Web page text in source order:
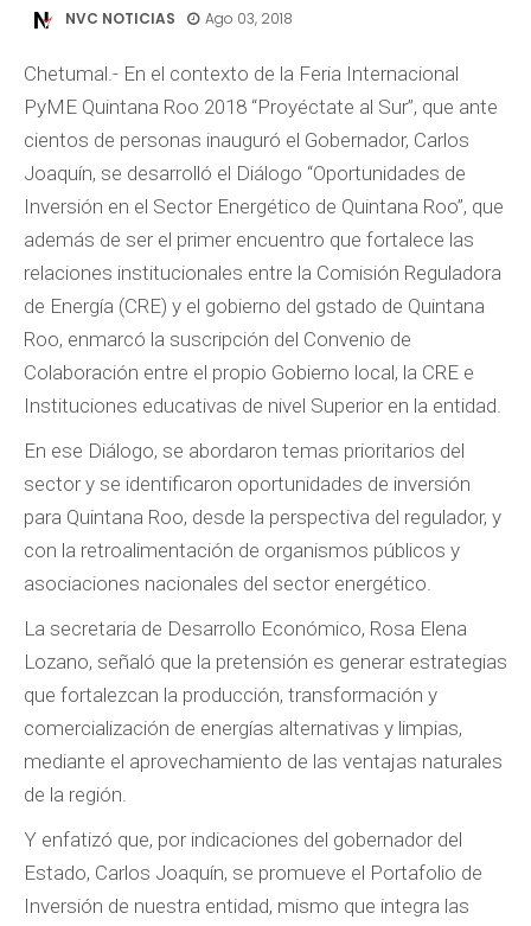
NVC NOTICIAS Ago 03, 2018
Chetumal.- En el contexto de la Feria Internacional
PyME Quintana Roo 2018 “Proyéctate al Sur”, que ante
cientos de personas inauguró el Gobernador, Carlos
Joaquín, se desarrolló el Diálogo “Oportunidades de
Inversión en el Sector Energético de Quintana Roo”, que
además de ser el primer encuentro que fortalece las
relaciones institucionales entre la Comisión Reguladora
de Energía (CRE) y el gobierno del gstado de Quintana
Roo, enmarcó la suscripción del Convenio de
Colaboración entre el propio Gobierno local, la CRE e
Instituciones educativas de nivel Superior en la entidad.
En ese Diálogo, se abordaron temas prioritarios del
sector y se identificaron oportunidades de inversión
para Quintana Roo, desde la perspectiva del regulador, y
con la retroalimentación de organismos públicos y
asociaciones nacionales del sector energético.
La secretaria de Desarrollo Económico, Rosa Elena
Lozano, señaló que la pretensión es generar estrategias
que fortalezcan la producción, transformación y
comercialización de energías alternativas y limpias,
mediante el aprovechamiento de las ventajas naturales
de la región.
Y enfatizó que, por indicaciones del gobernador del
Estado, Carlos Joaquín, se promueve el Portafolio de
Inversión de nuestra entidad, mismo que integra las